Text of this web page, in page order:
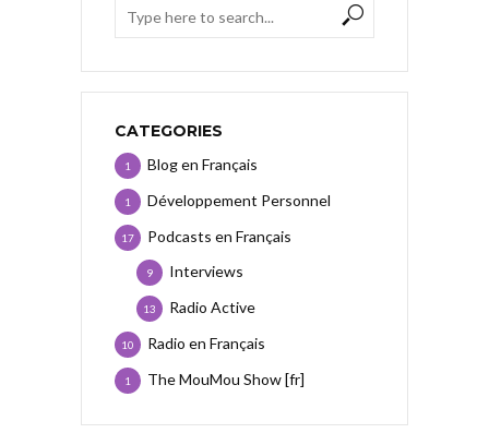
CATEGORIES
Blog en Français
1
Développement Personnel
1
Podcasts en Français
17
Interviews
9
Radio Active
13
Radio en Français
10
The MouMou Show [fr]
1